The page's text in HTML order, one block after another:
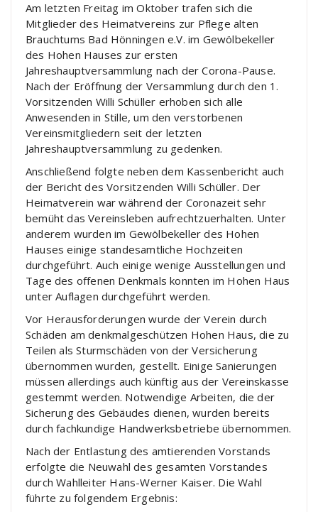
Am letzten Freitag im Oktober trafen sich die
Mitglieder des Heimatvereins zur Pflege alten
Brauchtums Bad Hönningen e.V. im Gewölbekeller
des Hohen Hauses zur ersten
Jahreshauptversammlung nach der Corona-Pause.
Nach der Eröffnung der Versammlung durch den 1.
Vorsitzenden Willi Schüller erhoben sich alle
Anwesenden in Stille, um den verstorbenen
Vereinsmitgliedern seit der letzten
Jahreshauptversammlung zu gedenken.
Anschließend folgte neben dem Kassenbericht auch
der Bericht des Vorsitzenden Willi Schüller. Der
Heimatverein war während der Coronazeit sehr
bemüht das Vereinsleben aufrechtzuerhalten. Unter
anderem wurden im Gewölbekeller des Hohen
Hauses einige standesamtliche Hochzeiten
durchgeführt. Auch einige wenige Ausstellungen und
Tage des offenen Denkmals konnten im Hohen Haus
unter Auflagen durchgeführt werden.
Vor Herausforderungen wurde der Verein durch
Schäden am denkmalgeschützen Hohen Haus, die zu
Teilen als Sturmschäden von der Versicherung
übernommen wurden, gestellt. Einige Sanierungen
müssen allerdings auch künftig aus der Vereinskasse
gestemmt werden. Notwendige Arbeiten, die der
Sicherung des Gebäudes dienen, wurden bereits
durch fachkundige Handwerksbetriebe übernommen.
Nach der Entlastung des amtierenden Vorstands
erfolgte die Neuwahl des gesamten Vorstandes
durch Wahlleiter Hans-Werner Kaiser. Die Wahl
führte zu folgendem Ergebnis: